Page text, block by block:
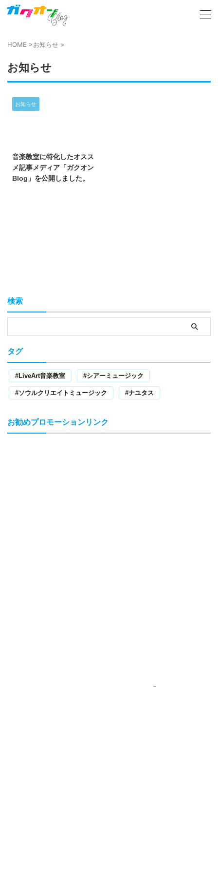
HOME >お知らせ >
お知らせ
お知らせ
音楽教室に特化したオスス
メ記事メディア「ガクオン
Blog」を公開しました。
検索
タグ
LiveArt音楽教室 シアーミュージック
ソウルクリエイトミュージック ナユタス
お勧めプロモーションリンク